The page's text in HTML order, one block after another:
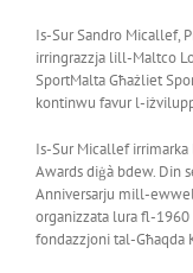
Is-Sur Sandro Micallef,
irringrazzja lill-Maltco
SportMalta Għażliet
kontinwu favur l-
Is-Sur Micallef
Awards diġà bdew. Din
Anniversarju mill-
organizzata lura fl-
fondazzjoni tal-Għaqda